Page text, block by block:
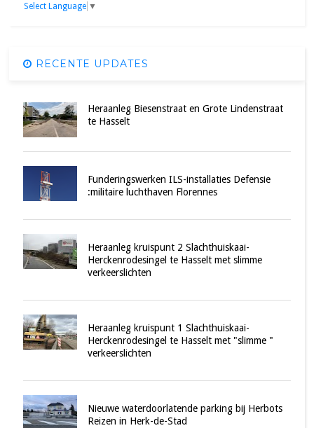
Select Language ▼
RECENTE UPDATES
Heraanleg Biesenstraat en Grote Lindenstraat
te Hasselt
Funderingswerken ILS-installaties Defensie
:militaire luchthaven Florennes
Heraanleg kruispunt 2 Slachthuiskaai-
Herckenrodesingel te Hasselt met slimme
verkeerslichten
Heraanleg kruispunt 1 Slachthuiskaai-
Herckenrodesingel te Hasselt met "slimme "
verkeerslichten
Nieuwe waterdoorlatende parking bij Herbots
Reizen in Herk-de-Stad